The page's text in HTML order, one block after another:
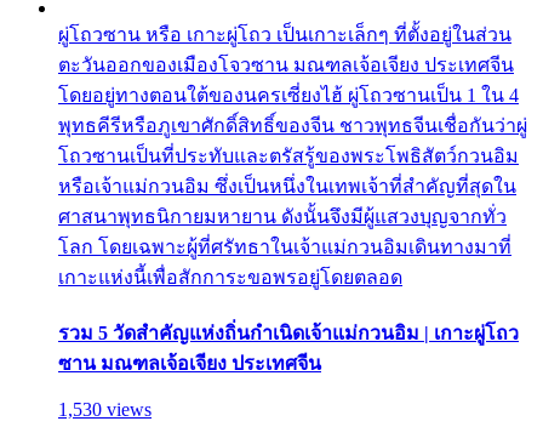
ผู่โถวซาน หรือ เกาะผู่โถว เป็นเกาะเล็กๆ ที่ตั้งอยู่ในส่วน
ตะวันออกของเมืองโจวซาน มณฑลเจ้อเจียง ประเทศจีน
โดยอยู่ทางตอนใต้ของนครเซี่ยงไฮ้ ผู่โถวซานเป็น 1 ใน 4
พุทธคีรีหรือภูเขาศักดิ์สิทธิ์ของจีน ชาวพุทธจีนเชื่อกันว่าผู่
โถวซานเป็นที่ประทับและตรัสรู้ของพระโพธิสัตว์กวนอิม
หรือเจ้าแม่กวนอิม ซึ่งเป็นหนึ่งในเทพเจ้าที่สำคัญที่สุดใน
ศาสนาพุทธนิกายมหายาน ดังนั้นจึงมีผู้แสวงบุญจากทั่ว
โลก โดยเฉพาะผู้ที่ศรัทธาในเจ้าแม่กวนอิมเดินทางมาที่
เกาะแห่งนี้เพื่อสักการะขอพรอยู่โดยตลอด
รวม 5 วัดสำคัญแห่งถิ่นกำเนิดเจ้าแม่กวนอิม | เกาะผู่โถว
ซาน มณฑลเจ้อเจียง ประเทศจีน
1,530 views